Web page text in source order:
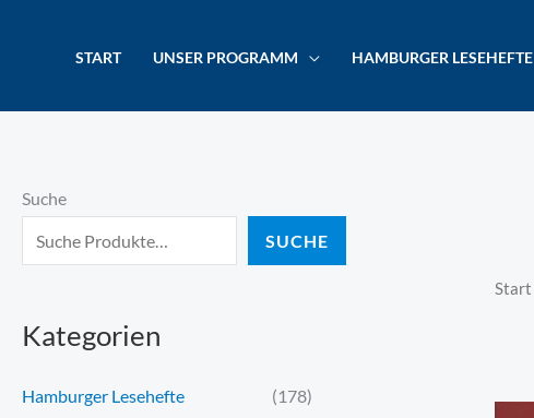
START UNSER PROGRAMM HAMBURGER LESEHEFTE
Suche
SUCHE
Kategorien
Hamburger Lesehefte
(178)
Start